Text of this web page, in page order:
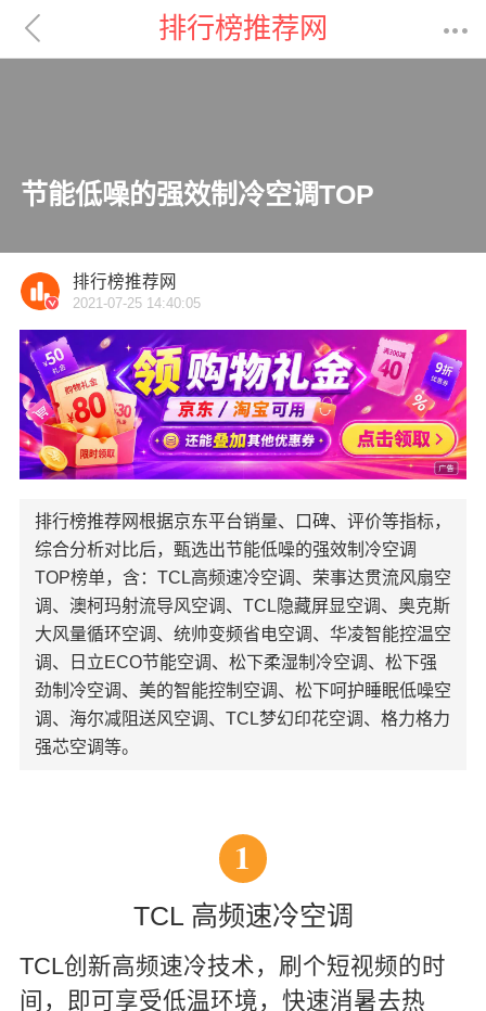
 排行榜推荐网 
节能低噪的强效制冷空调TOP

排行榜推荐网
2021-07-25 14:40:05
排行榜推荐网根据京东平台销量、口碑、评价等指标，
综合分析对比后，甄选出节能低噪的强效制冷空调
TOP榜单，含：TCL高频速冷空调、荣事达贯流风扇空
调、澳柯玛射流导风空调、TCL隐藏屏显空调、奥克斯
大风量循环空调、统帅变频省电空调、华凌智能控温空
调、日立ECO节能空调、松下柔湿制冷空调、松下强
劲制冷空调、美的智能控制空调、松下呵护睡眠低噪空
调、海尔减阻送风空调、TCL梦幻印花空调、格力格力
强芯空调等。
1
TCL 高频速冷空调
TCL创新高频速冷技术，刷个短视频的时
间，即可享受低温环境，快速消暑去热